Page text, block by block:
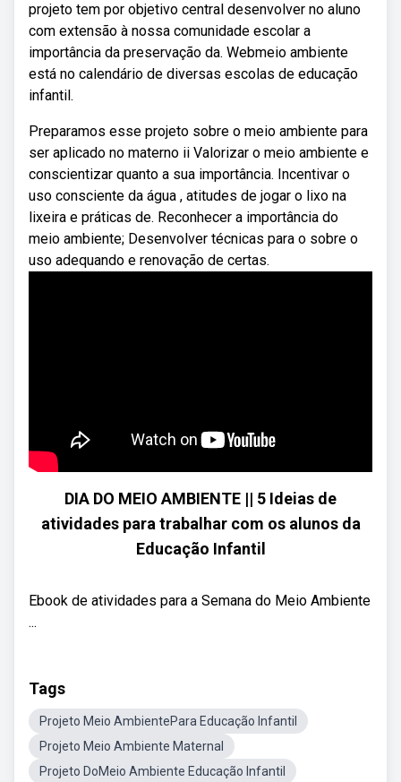
projeto tem por objetivo central desenvolver no aluno
com extensão à nossa comunidade escolar a
importância da preservação da. Webmeio ambiente
está no calendário de diversas escolas de educação
infantil.
Preparamos esse projeto sobre o meio ambiente para
ser aplicado no materno ii Valorizar o meio ambiente e
conscientizar quanto a sua importância. Incentivar o
uso consciente da água , atitudes de jogar o lixo na
lixeira e práticas de. Reconhecer a importância do
meio ambiente; Desenvolver técnicas para o sobre o
uso adequando e renovação de certas.
DIA DO MEIO AMBIENTE || 5 Ideias de
atividades para trabalhar com os alunos da
Educação Infantil
Ebook de atividades para a Semana do Meio Ambiente
...
Tags
Projeto Meio AmbientePara Educação Infantil
Projeto Meio Ambiente Maternal
Projeto DoMeio Ambiente Educação Infantil